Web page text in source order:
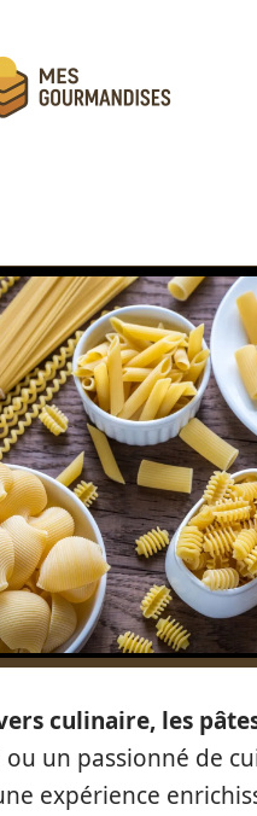
culinaire, les
un passionné de
expérience